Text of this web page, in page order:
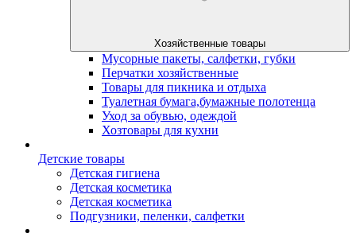
Хозяйственные товары
Мусорные пакеты, салфетки, губки
Перчатки хозяйственные
Товары для пикника и отдыха
Туалетная бумага,бумажные полотенца
Уход за обувью, одеждой
Хозтовары для кухни
Детские товары
Детская гигиена
Детская косметика
Детская косметика
Подгузники, пеленки, салфетки